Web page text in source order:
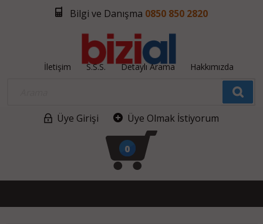
Bilgi ve Danışma 0850 850 2820
İletişim S.S.S. Detaylı Arama Hakkımızda
Üye Girişi Üye Olmak İstiyorum
0